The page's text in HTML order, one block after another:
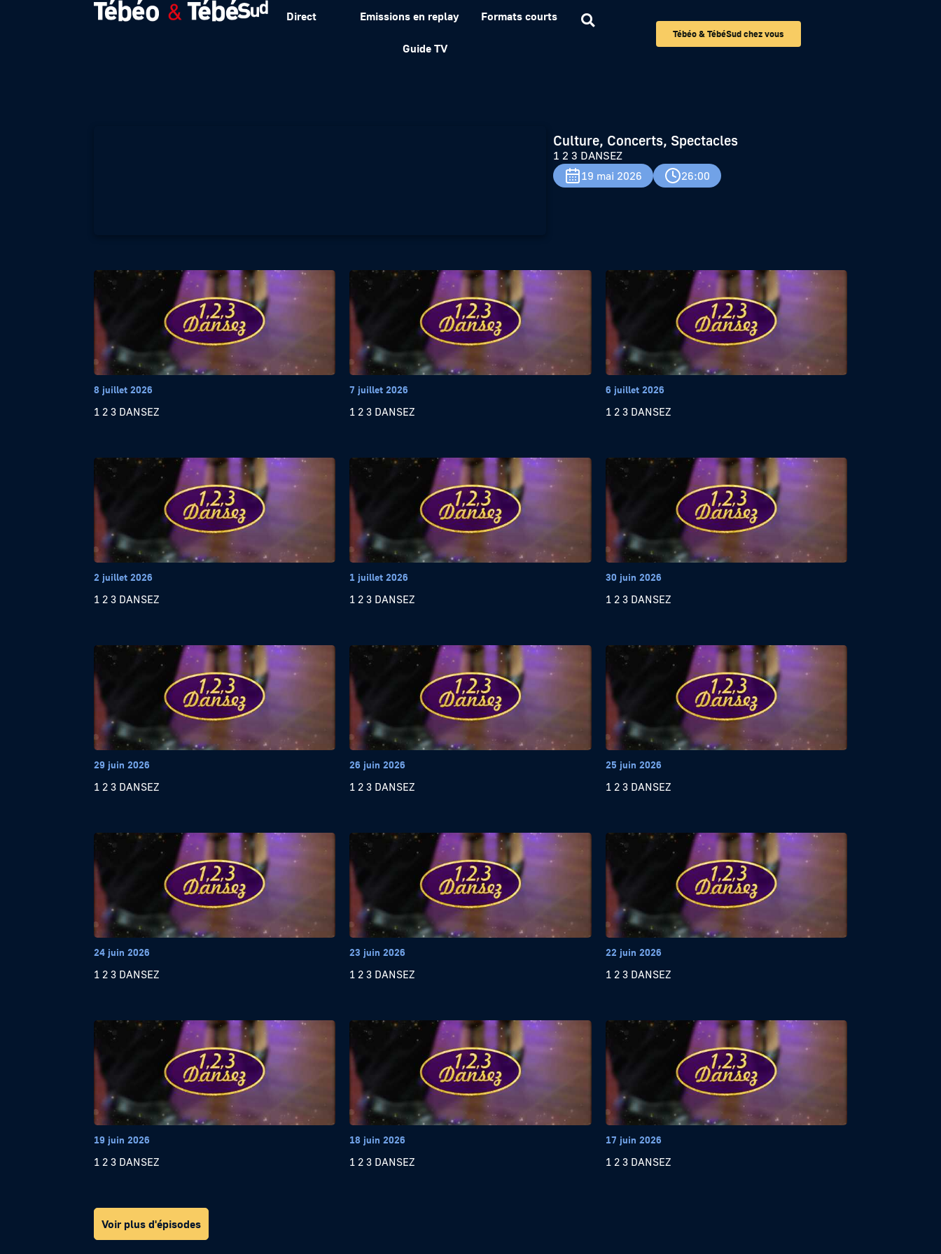
Direct Emissions en replay Formats courts
Guide TV
Tébéo & TébéSud chez vous
Culture, Concerts, Spectacles
1 2 3 DANSEZ
19 mai 2026
26:00
8 juillet 2026
1 2 3 DANSEZ
7 juillet 2026
1 2 3 DANSEZ
6 juillet 2026
1 2 3 DANSEZ
2 juillet 2026
1 2 3 DANSEZ
1 juillet 2026
1 2 3 DANSEZ
30 juin 2026
1 2 3 DANSEZ
29 juin 2026
1 2 3 DANSEZ
26 juin 2026
1 2 3 DANSEZ
25 juin 2026
1 2 3 DANSEZ
24 juin 2026
1 2 3 DANSEZ
23 juin 2026
1 2 3 DANSEZ
22 juin 2026
1 2 3 DANSEZ
19 juin 2026
1 2 3 DANSEZ
18 juin 2026
1 2 3 DANSEZ
17 juin 2026
1 2 3 DANSEZ
Voir plus d'épisodes